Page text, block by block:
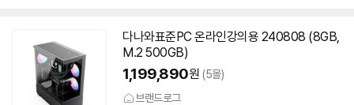
다나와표준PC 온라인강의용 240808 (8GB,
M.2 500GB)
1,199,890원 (5몰)
브랜드로그